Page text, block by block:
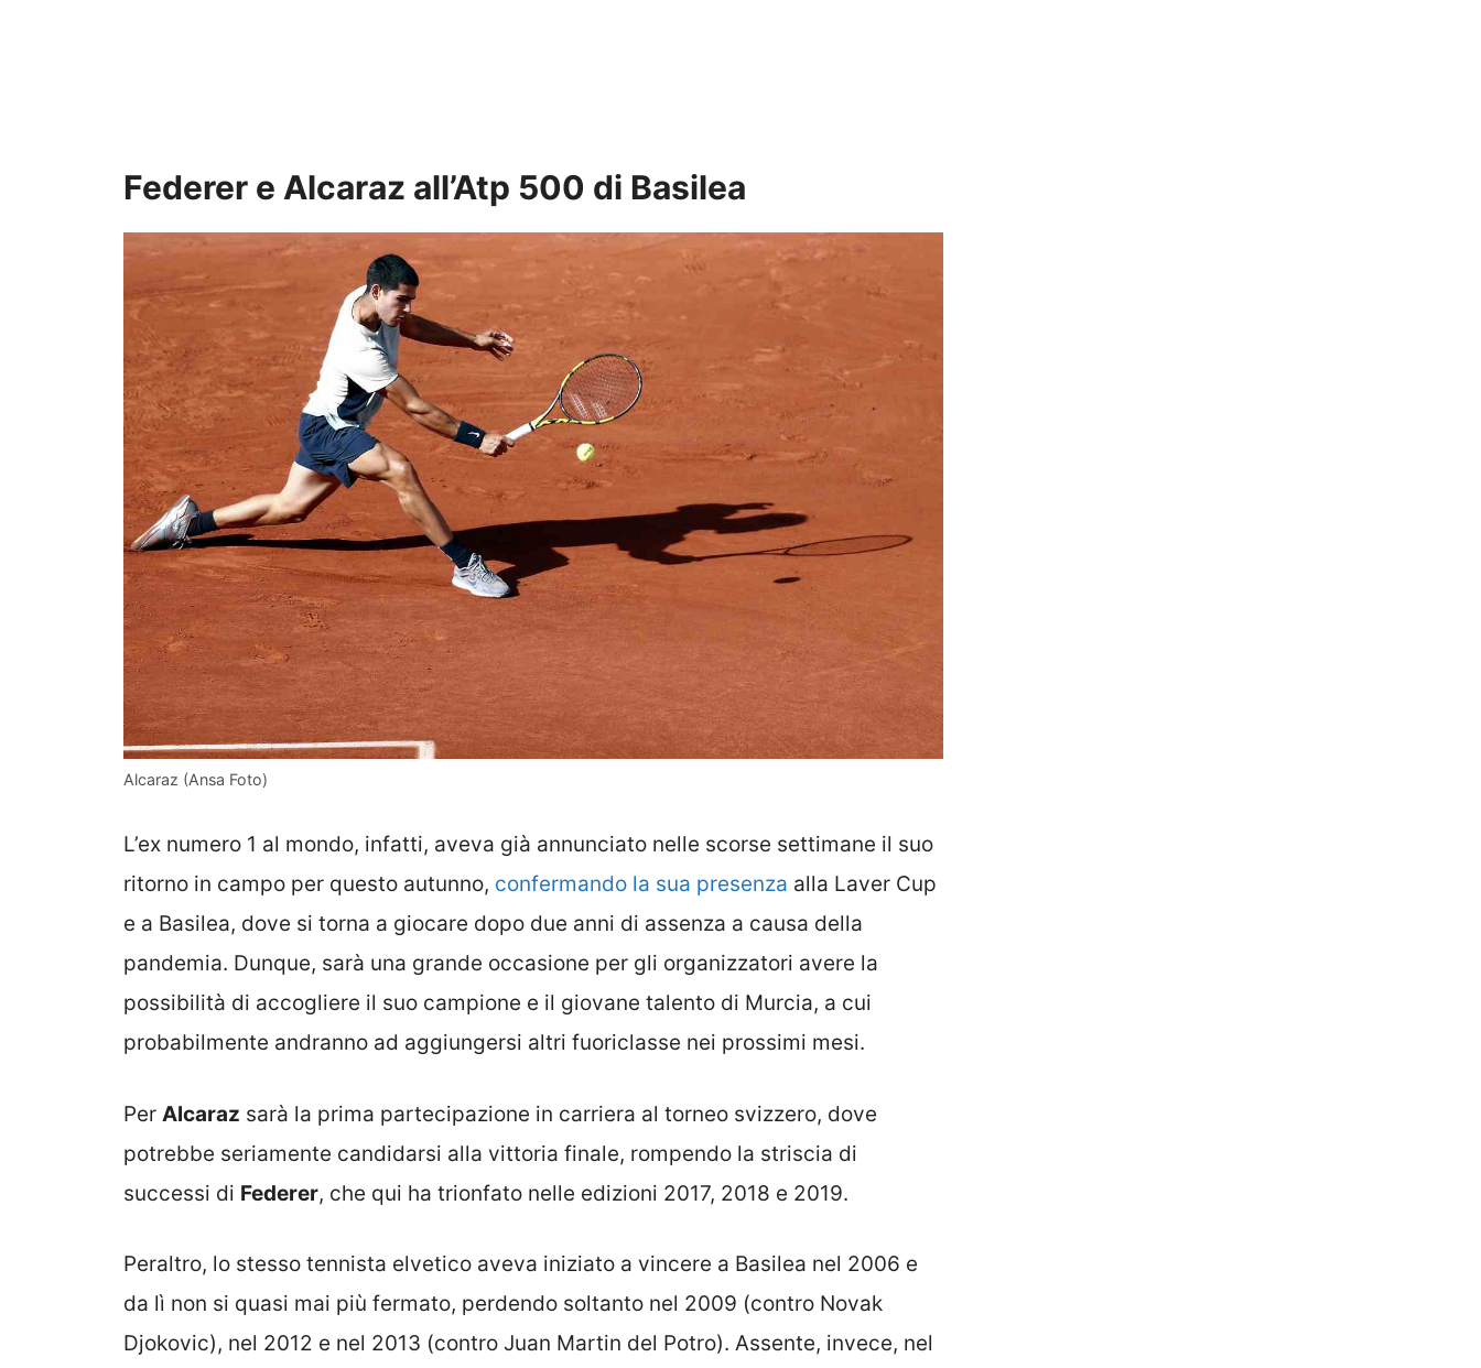
Federer e Alcaraz all’Atp 500 di Basilea
Alcaraz (Ansa Foto)
L’ex numero 1 al mondo, infatti, aveva già annunciato nelle scorse settimane il suo
ritorno in campo per questo autunno, confermando la sua presenza alla Laver Cup
e a Basilea, dove si torna a giocare dopo due anni di assenza a causa della
pandemia. Dunque, sarà una grande occasione per gli organizzatori avere la
possibilità di accogliere il suo campione e il giovane talento di Murcia, a cui
probabilmente andranno ad aggiungersi altri fuoriclasse nei prossimi mesi.
Per Alcaraz sarà la prima partecipazione in carriera al torneo svizzero, dove
potrebbe seriamente candidarsi alla vittoria finale, rompendo la striscia di
successi di Federer, che qui ha trionfato nelle edizioni 2017, 2018 e 2019.
Peraltro, lo stesso tennista elvetico aveva iniziato a vincere a Basilea nel 2006 e
da lì non si quasi mai più fermato, perdendo soltanto nel 2009 (contro Novak
Djokovic), nel 2012 e nel 2013 (contro Juan Martin del Potro). Assente, invece, nel